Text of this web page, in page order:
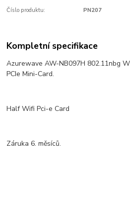
Číslo produktu: PN207
Kompletní specifikace
Azurewave AW-NB097H 802.11nbg
PCIe Mini-Card.
Half Wifi Pci-e Card
Záruka 6. měsíců.